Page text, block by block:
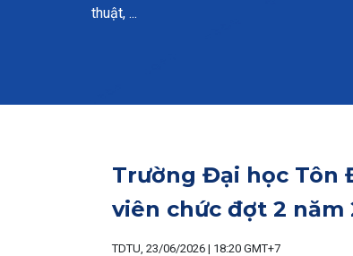
thuật, ...
Trường Đại học Tôn
viên chức đợt 2 năm
TDTU, 23/06/2026 | 18:20 GMT+7